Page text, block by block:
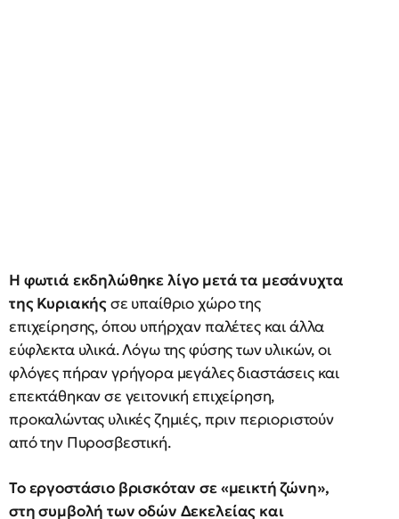
Η φωτιά εκδηλώθηκε λίγο μετά τα μεσάνυχτα
της Κυριακήςσε υπαίθριο χώρο της
επιχείρησης, όπου υπήρχαν παλέτες και άλλα
εύφλεκτα υλικά. Λόγω της φύσης των υλικών, οι
φλόγες πήραν γρήγορα μεγάλες διαστάσεις και
επεκτάθηκαν σε γειτονική επιχείρηση,
προκαλώντας υλικές ζημιές, πριν περιοριστούν
από την Πυροσβεστική.
Το εργοστάσιο βρισκόταν σε «μεικτή ζώνη»,
στη συμβολή των οδών Δεκελείας και